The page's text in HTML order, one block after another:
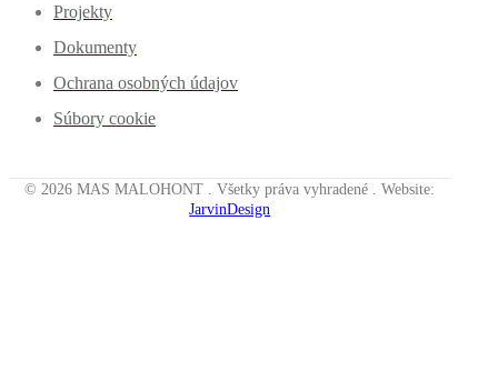
Projekty
Dokumenty
Ochrana osobných údajov
Súbory cookie
© 2026 MAS MALOHONT . Všetky práva vyhradené . Website:
JarvinDesign